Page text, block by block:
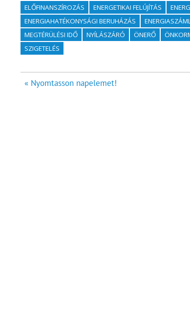
ELŐFINANSZÍROZÁS ENERGETIKAI FELÚJÍTÁS
ENERGIAHATÉKONYSÁGI BERUHÁZÁS
MEGTÉRÜLÉSI IDŐ
NYÍLÁSZÁRÓ ÖNERŐ
SZIGETELÉS
Bejegyzés
« Nyomtasson napelemet!